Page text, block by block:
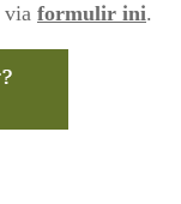
via formulir ini.